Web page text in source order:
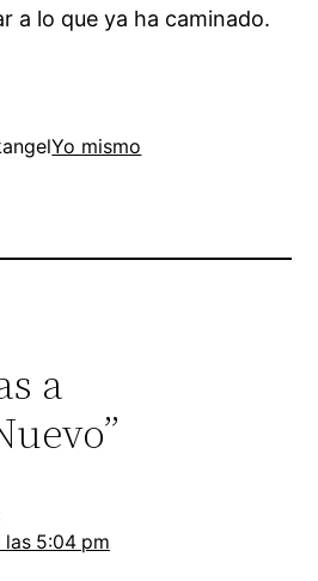
a lo que ya ha caminado.
Yo mismo
a
5:04 pm